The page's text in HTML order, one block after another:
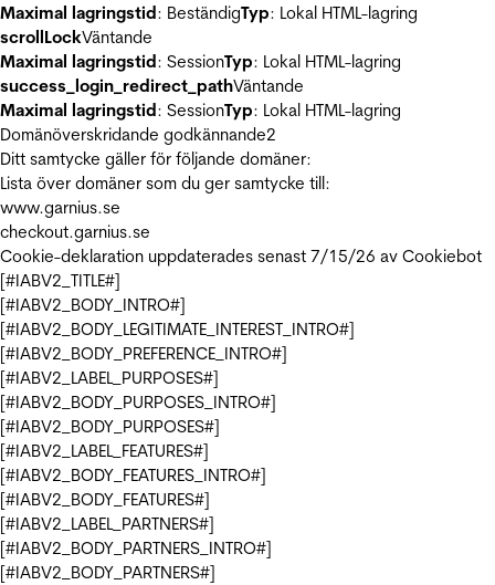
Maximal lagringstid: BeständigTyp: Lokal HTML-lagring
scrollLockVäntande
Maximal lagringstid: SessionTyp: Lokal HTML-lagring
success_login_redirect_pathVäntande
Maximal lagringstid: SessionTyp: Lokal HTML-lagring
Domänöverskridande godkännande2
Ditt samtycke gäller för följande domäner:
Lista över domäner som du ger samtycke till:
www.garnius.se
checkout.garnius.se
Cookie-deklaration uppdaterades senast 7/15/26 av Cookiebot
[#IABV2_TITLE#]
[#IABV2_BODY_INTRO#]
[#IABV2_BODY_LEGITIMATE_INTEREST_INTRO#]
[#IABV2_BODY_PREFERENCE_INTRO#]
[#IABV2_LABEL_PURPOSES#]
[#IABV2_BODY_PURPOSES_INTRO#]
[#IABV2_BODY_PURPOSES#]
[#IABV2_LABEL_FEATURES#]
[#IABV2_BODY_FEATURES_INTRO#]
[#IABV2_BODY_FEATURES#]
[#IABV2_LABEL_PARTNERS#]
[#IABV2_BODY_PARTNERS_INTRO#]
[#IABV2_BODY_PARTNERS#]